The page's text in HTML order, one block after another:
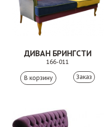
ДИВАН БРИНГСТИ
166-011
Заказ